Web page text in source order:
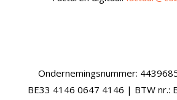
Ondernemingsnummer:
BE33 4146 0647 4146 | BTW nr.: